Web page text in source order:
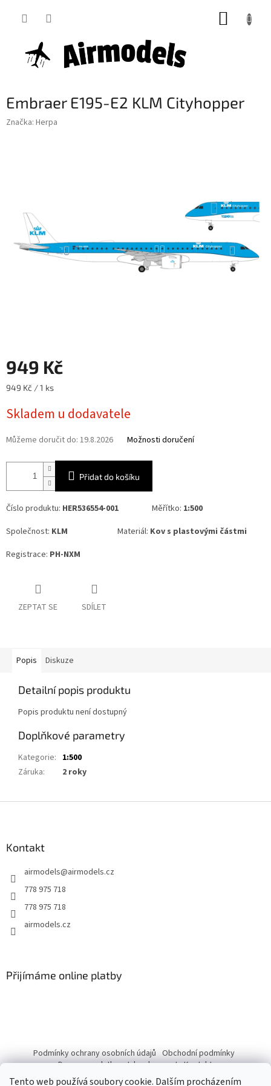
Tento web používá soubory cookie. Dalším procházením
Embraer E195-E2 KLM Cityhopper
Značka: Herpa
949 Kč
Měrná
949 Kč / 1 ks
Skladem u dodavatele
Můžeme doručit do: 19.8.2026 Možnosti doručení
Přidat do košíku
Číslo produktu: HER536554-001 Měřítko: 1:500
Společnost: KLM Materiál: Kov s plastovými částmi
Registrace: PH-NXM
ZEPTAT SE SDÍLET
Popis Diskuze
Detailní popis produktu
Popis produktu není dostupný
Doplňkové parametry
Kategorie: 1:500
Záruka: 2 roky
Kontakt
airmodels@airmodels.cz
778 975 718
778 975 718
airmodels.cz
Přijímáme online platby
Podmínky ochrany osobních údajů Obchodní podmínky
Doprava a platba Jak nakupovat Kontakty